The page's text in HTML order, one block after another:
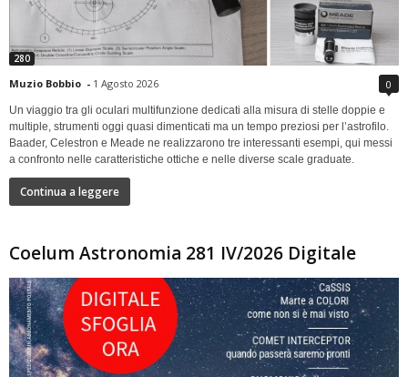
280
Muzio Bobbio - 1 Agosto 2026 0
Un viaggio tra gli oculari multifunzione dedicati alla misura di stelle doppie e
multiple, strumenti oggi quasi dimenticati ma un tempo preziosi per l’astrofilo.
Baader, Celestron e Meade ne realizzarono tre interessanti esempi, qui messi
a confronto nelle caratteristiche ottiche e nelle diverse scale graduate.
Continua a leggere
Coelum Astronomia 281 IV/2026 Digitale